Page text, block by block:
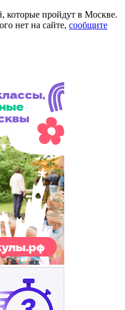
которые пройдут в Москве.
нет на сайте, сообщите